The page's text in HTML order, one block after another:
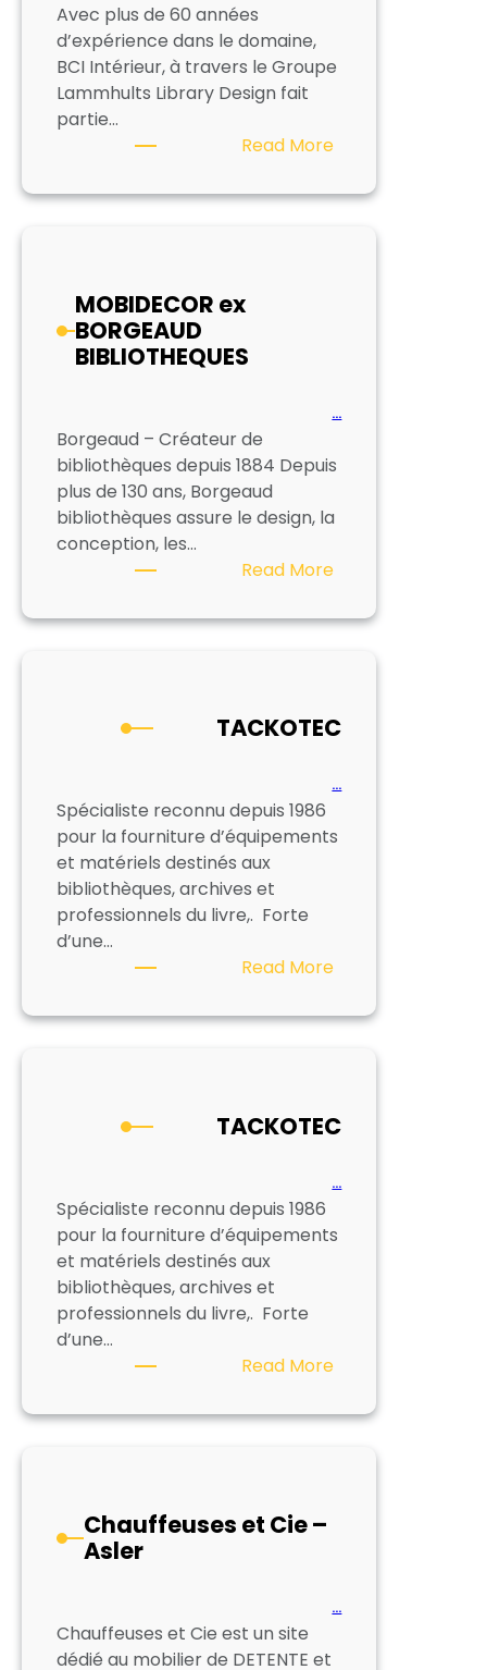
Avec plus de 60 années
d’expérience dans le domaine,
BCI Intérieur, à travers le Groupe
Lammhults Library Design fait
partie…
Read More:
–
MOBIDECOR ex
BORGEAUD
BIBLIOTHEQUES
…
Borgeaud – Créateur de
bibliothèques depuis 1884 Depuis
plus de 130 ans, Borgeaud
bibliothèques assure le design, la
conception, les…
Read More:
ex
TACKOTEC
…
Spécialiste reconnu depuis 1986
pour la fourniture d’équipements
et matériels destinés aux
bibliothèques, archives et
professionnels du livre,. Forte
d’une…
Read More:
TACKOTEC
…
Spécialiste reconnu depuis 1986
pour la fourniture d’équipements
et matériels destinés aux
bibliothèques, archives et
professionnels du livre,. Forte
d’une…
Read More:
Chauffeuses et Cie –
Asler
…
Chauffeuses et Cie est un site
dédié au mobilier de DETENTE et